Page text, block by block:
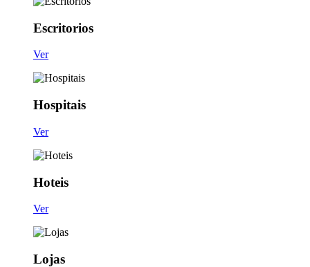
Escritorios
Ver
Hospitais
Ver
Hoteis
Ver
Lojas